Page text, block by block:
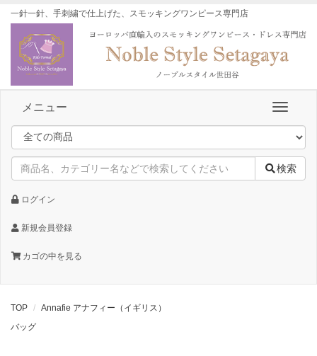
一針一針、手刺繍で仕上げた、スモッキングワンピース専門店
メニュー
検索
ログイン
新規会員登録
カゴの中を見る
TOP
Annafie アナフィー（イギリス）
バッグ